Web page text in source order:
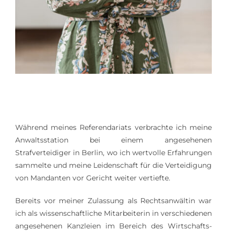
Während meines Referendariats verbrachte ich meine
Anwaltsstation bei einem angesehenen
Strafverteidiger in Berlin, wo ich wertvolle Erfahrungen
sammelte und meine Leidenschaft für die Verteidigung
von Mandanten vor Gericht weiter vertiefte.
Bereits vor meiner Zulassung als Rechtsanwältin war
ich als wissenschaftliche Mitarbeiterin in verschiedenen
angesehenen Kanzleien im Bereich des Wirtschafts-